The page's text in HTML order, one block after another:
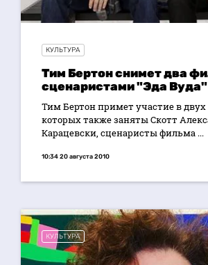
КУЛЬТУРА
Тим Бертон снимет два
сценаристами "Эда Вуда"
Тим Бертон примет участие в двух
которых также заняты Скотт
Карацевски, сценаристы фильма ...
10:34 20 августа 2010
КУЛЬТУРА